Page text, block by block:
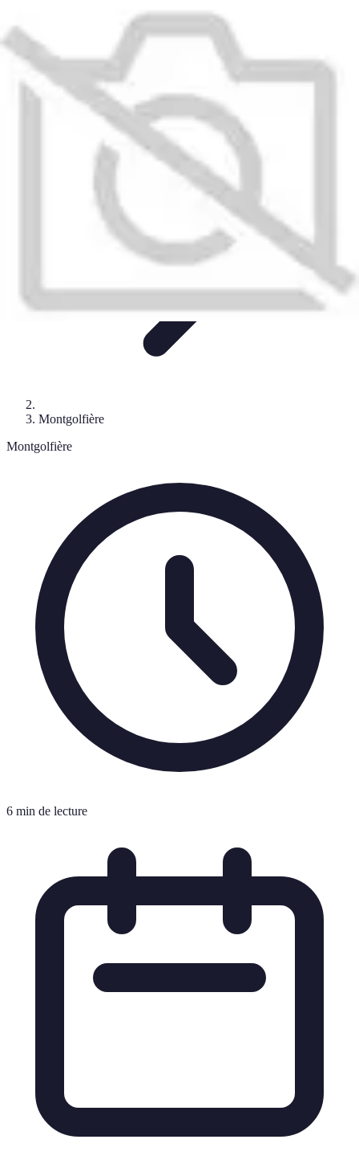
Destinations
Aventures et Expériences
Hélicoptère
Montgolfière
Aventures Aériennes
Montgolfière
Montgolfière
6 min de lecture